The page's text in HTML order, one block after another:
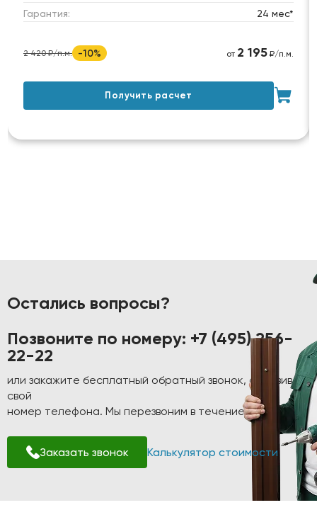
Гарантия: 24 мес*
2 420 ₽/п.м. -10% от 2 195₽/п.м.
Получить расчет
Остались вопросы?
Позвоните по номеру: +7 (495) 256-
22-22
или закажите бесплатный обратный звонок, оставив
свой
номер телефона. Мы перезвоним в течение 1-2 минут!
Заказать звонок Калькулятор стоимости